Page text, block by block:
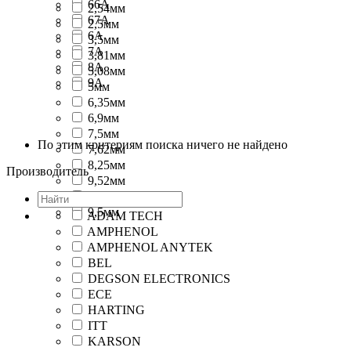
66А
67А
6А
7А
8А
9А
2,54мм
2,5мм
3,5мм
3,81мм
5,08мм
5мм
6,35мм
6,9мм
7,5мм
7,62мм
8,25мм
9,52мм
9,56мм
9,5мм
По этим критериям поиска ничего не найдено
Производитель
ADAM TECH
AMPHENOL
AMPHENOL ANYTEK
BEL
DEGSON ELECTRONICS
ECE
HARTING
ITT
KARSON